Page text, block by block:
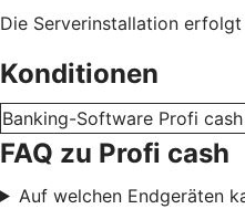
Die Serverinstallation
Konditionen
Banking-Software Profi cash
FAQ zu Profi cash
Auf welchen Endgeräten